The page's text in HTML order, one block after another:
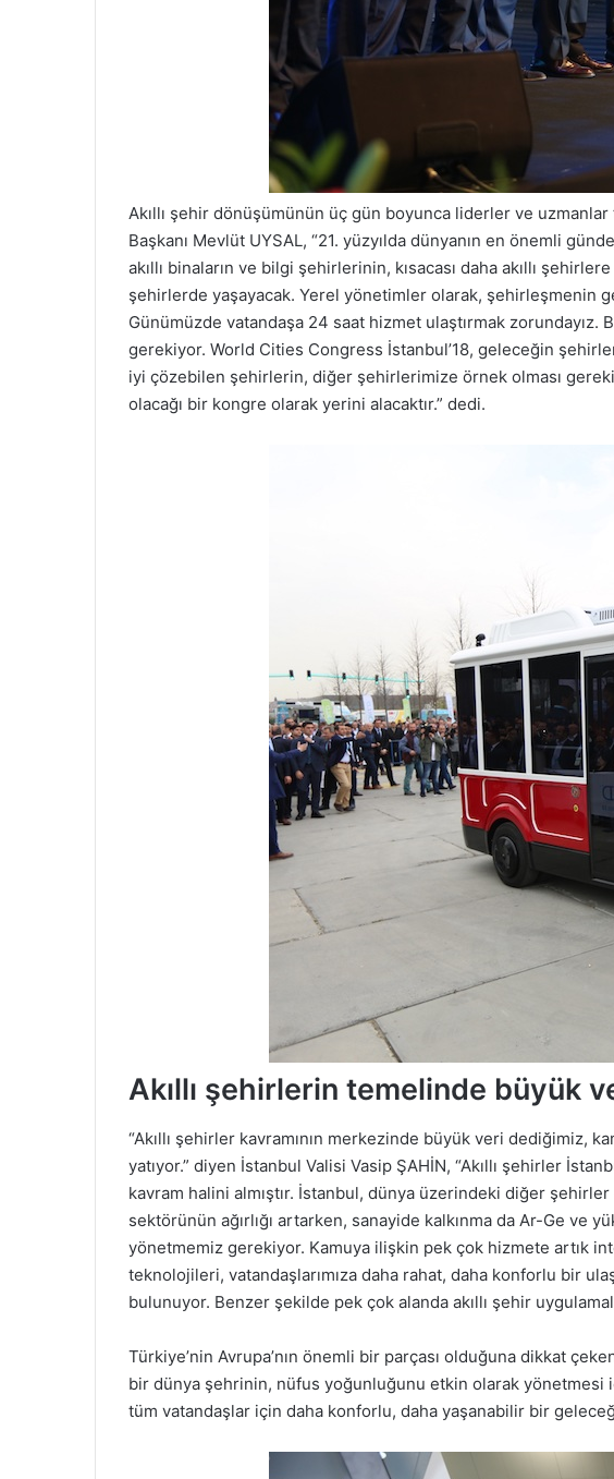
Akıllı şehir dönüşümünün üç gün boyunca liderler ve uzmanlar
Başkanı Mevlüt UYSAL, “21. yüzyılda dünyanın en önemli
akıllı binaların ve bilgi şehirlerinin, kısacası daha akıllı
şehirlerde yaşayacak. Yerel yönetimler olarak, şehirleşmenin
Günümüzde vatandaşa 24 saat hizmet ulaştırmak
gerekiyor. World Cities Congress İstanbul’18, geleceğin
iyi çözebilen şehirlerin, diğer şehirlerimize örnek olması
olacağı bir kongre olarak yerini alacaktır.” dedi.
Akıllı şehirlerin temelinde büyük
“Akıllı şehirler kavramının merkezinde büyük veri dediğimiz,
yatıyor.” diyen İstanbul Valisi Vasip ŞAHİN, “Akıllı şehirler
kavram halini almıştır. İstanbul, dünya üzerindeki diğer
sektörünün ağırlığı artarken, sanayide kalkınma da Ar-Ge
yönetmemiz gerekiyor. Kamuya ilişkin pek çok hizmete artık
teknolojileri, vatandaşlarımıza daha rahat, daha konforlu bir
bulunuyor. Benzer şekilde pek çok alanda akıllı şehir
Türkiye’nin Avrupa’nın önemli bir parçası olduğuna dikkat
bir dünya şehrinin, nüfus yoğunluğunu etkin olarak yönetmesi
tüm vatandaşlar için daha konforlu, daha yaşanabilir bir